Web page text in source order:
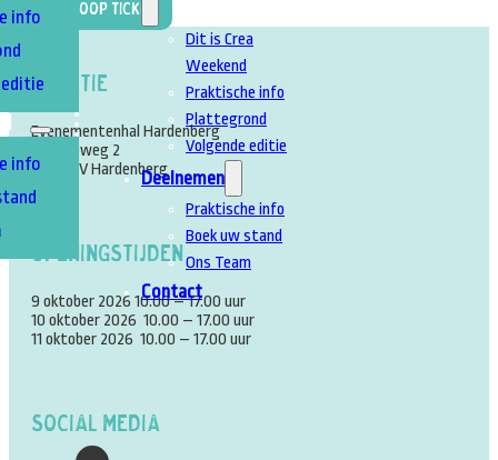
info
info
Dit is Crea
Weekend
Praktische info
Plattegrond
Volgende editie
Deelnemen
Praktische info
Boek uw stand
Ons Team
Contact
Koop Ticket
Locatie
Evenementenhal Hardenberg
Energieweg 2
7772 TV Hardenberg
Openingstijden
9 oktober 2026 10.00 – 17.00 uur
10 oktober 2026 10.00 – 17.00 uur
11 oktober 2026 10.00 – 17.00 uur
Social Media